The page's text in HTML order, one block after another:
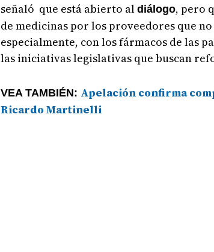
señaló que está abierto al diálogo, pero
de medicinas por los proveedores que
especialmente, con los fármacos de las
las iniciativas legislativas que buscan
VEA TAMBIÉN: Apelación confirma
Ricardo Martinelli